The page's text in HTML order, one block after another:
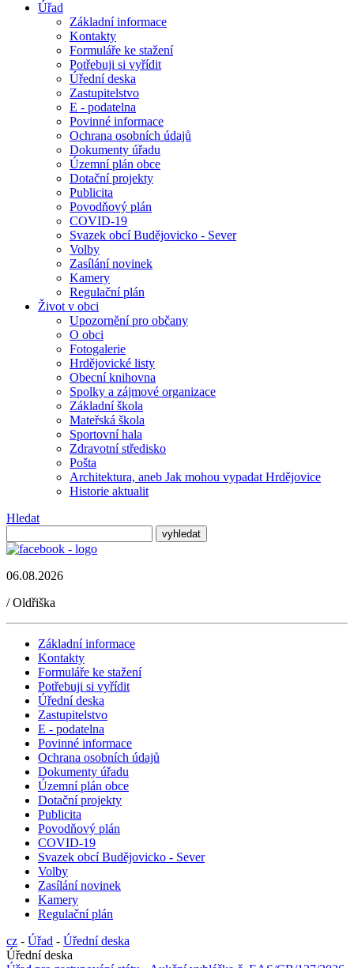
Úřad
Základní informace
Kontakty
Formuláře ke stažení
Potřebuji si vyřídit
Úřední deska
Zastupitelstvo
E - podatelna
Povinné informace
Ochrana osobních údajů
Dokumenty úřadu
Územní plán obce
Dotační projekty
Publicita
Povodňový plán
COVID-19
Svazek obcí Budějovicko - Sever
Volby
Zasílání novinek
Kamery
Regulační plán
Život v obci
Upozornění pro občany
O obci
Fotogalerie
Hrdějovické listy
Obecní knihovna
Spolky a zájmové organizace
Základní škola
Mateřská škola
Sportovní hala
Zdravotní středisko
Pošta
Architektura, aneb Jak mohou vypadat Hrdějovice
Historie aktualit
Hledat
06.08.2026
/Oldřiška
Základní informace
Kontakty
Formuláře ke stažení
Potřebuji si vyřídit
Úřední deska
Zastupitelstvo
E - podatelna
Povinné informace
Ochrana osobních údajů
Dokumenty úřadu
Územní plán obce
Dotační projekty
Publicita
Povodňový plán
COVID-19
Svazek obcí Budějovicko - Sever
Volby
Zasílání novinek
Kamery
Regulační plán
cz - Úřad - Úřední deska
Úřední deska